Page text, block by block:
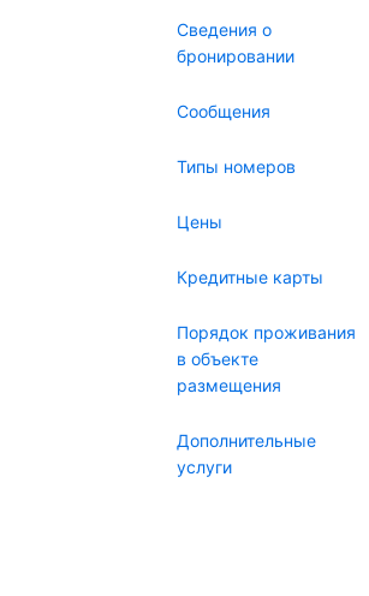
Сведения о
бронировании
Сообщения
Типы номеров
Цены
Кредитные карты
Порядок проживания
в объекте
размещения
Дополнительные
услуги